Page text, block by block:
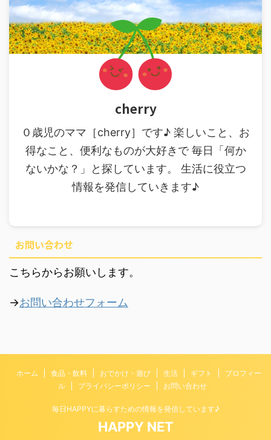
cherry
０歳児のママ［cherry］です♪ 楽しいこと、お
得なこと、便利なものが大好きで 毎日「何か
ないかな？」と探しています。 生活に役立つ
情報を発信していきます♪
お問い合わせ
こちらからお願いします。
→お問い合わせフォーム
ホーム 食品・飲料 おでかけ・遊び 生活 ギフト
プロフィー
ル
プライバシーポリシー お問い合わせ
毎日HAPPYに暮らすための情報を発信しています♪
HAPPY NET